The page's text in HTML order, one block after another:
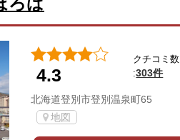
4.3
クチコミ数
:303件
北海道登別市登別温泉町65
地図